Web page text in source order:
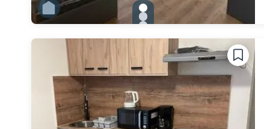
gallery.slide_selector
Zu Slide 1 wechseln
Zu Slide 2 wechseln
Zu Slide 4 wechseln
Zu Slide 5 wechseln
Zu Slide 6 wechseln